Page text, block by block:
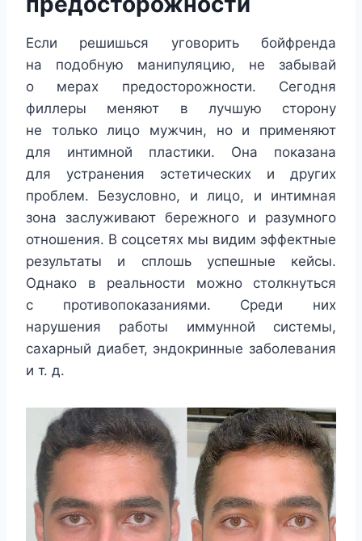
Если решишься уговорить бойфренда
на подобную манипуляцию, не забывай
о мерах предосторожности. Сегодня
филлеры меняют в лучшую сторону
не только лицо мужчин, но и применяют
для интимной пластики. Она показана
для устранения эстетических и других
проблем. Безусловно, и лицо, и интимная
зона заслуживают бережного и разумного
отношения. В соцсетях мы видим эффектные
результаты и сплошь успешные кейсы.
Однако в реальности можно столкнуться
с противопоказаниями. Среди них
нарушения работы иммунной системы,
сахарный диабет, эндокринные заболевания
и т. д.